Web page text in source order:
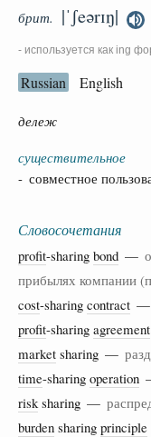
брит. |ˈʃeərɪŋ|
- используется как ing
Russian English
дележ
существительное
- совместное
Словосочетания
profit-sharing bond —
прибылях компании
cost-sharing contract —
profit-sharing agreement
market sharing —
time-sharing operation
risk sharing —
burden sharing principle